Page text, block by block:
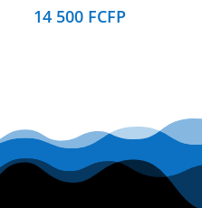
14 500 FCFP